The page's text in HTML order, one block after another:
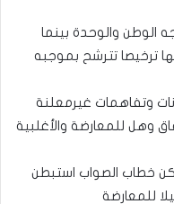
الوطن والوحدة بينما
ترخيصا تترشح بموجبه
وتفاهمات غيرمعلنة
وهل للمعارضة والأغلبية
لكن خطاب الصواب استبطن
للمعارضة